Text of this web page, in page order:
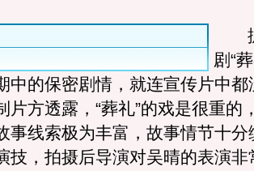
据
剧“
中的保密剧情，就连宣传片中都
片方透露，“葬礼”的戏是很重的
事线索极为丰富，故事情节十分
技，拍摄后导演对吴晴的表演非